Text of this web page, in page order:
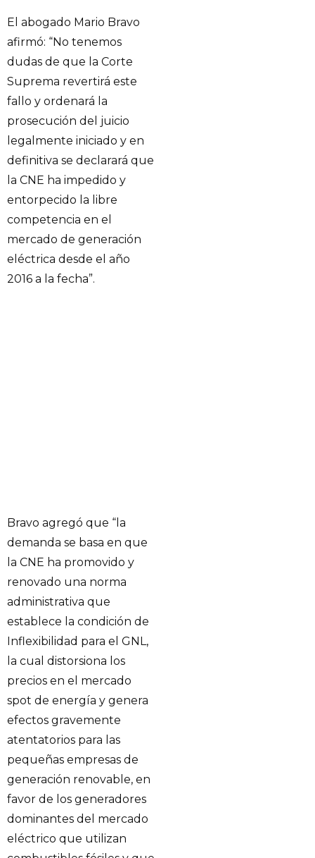
El abogado Mario Bravo
afirmó: “No tenemos
dudas de que la Corte
Suprema revertirá este
fallo y ordenará la
prosecución del juicio
legalmente iniciado y en
definitiva se declarará que
la CNE ha impedido y
entorpecido la libre
competencia en el
mercado de generación
eléctrica desde el año
2016 a la fecha”.
Bravo agregó que “la
demanda se basa en que
la CNE ha promovido y
renovado una norma
administrativa que
establece la condición de
Inflexibilidad para el GNL,
la cual distorsiona los
precios en el mercado
spot de energía y genera
efectos gravemente
atentatorios para las
pequeñas empresas de
generación renovable, en
favor de los generadores
dominantes del mercado
eléctrico que utilizan